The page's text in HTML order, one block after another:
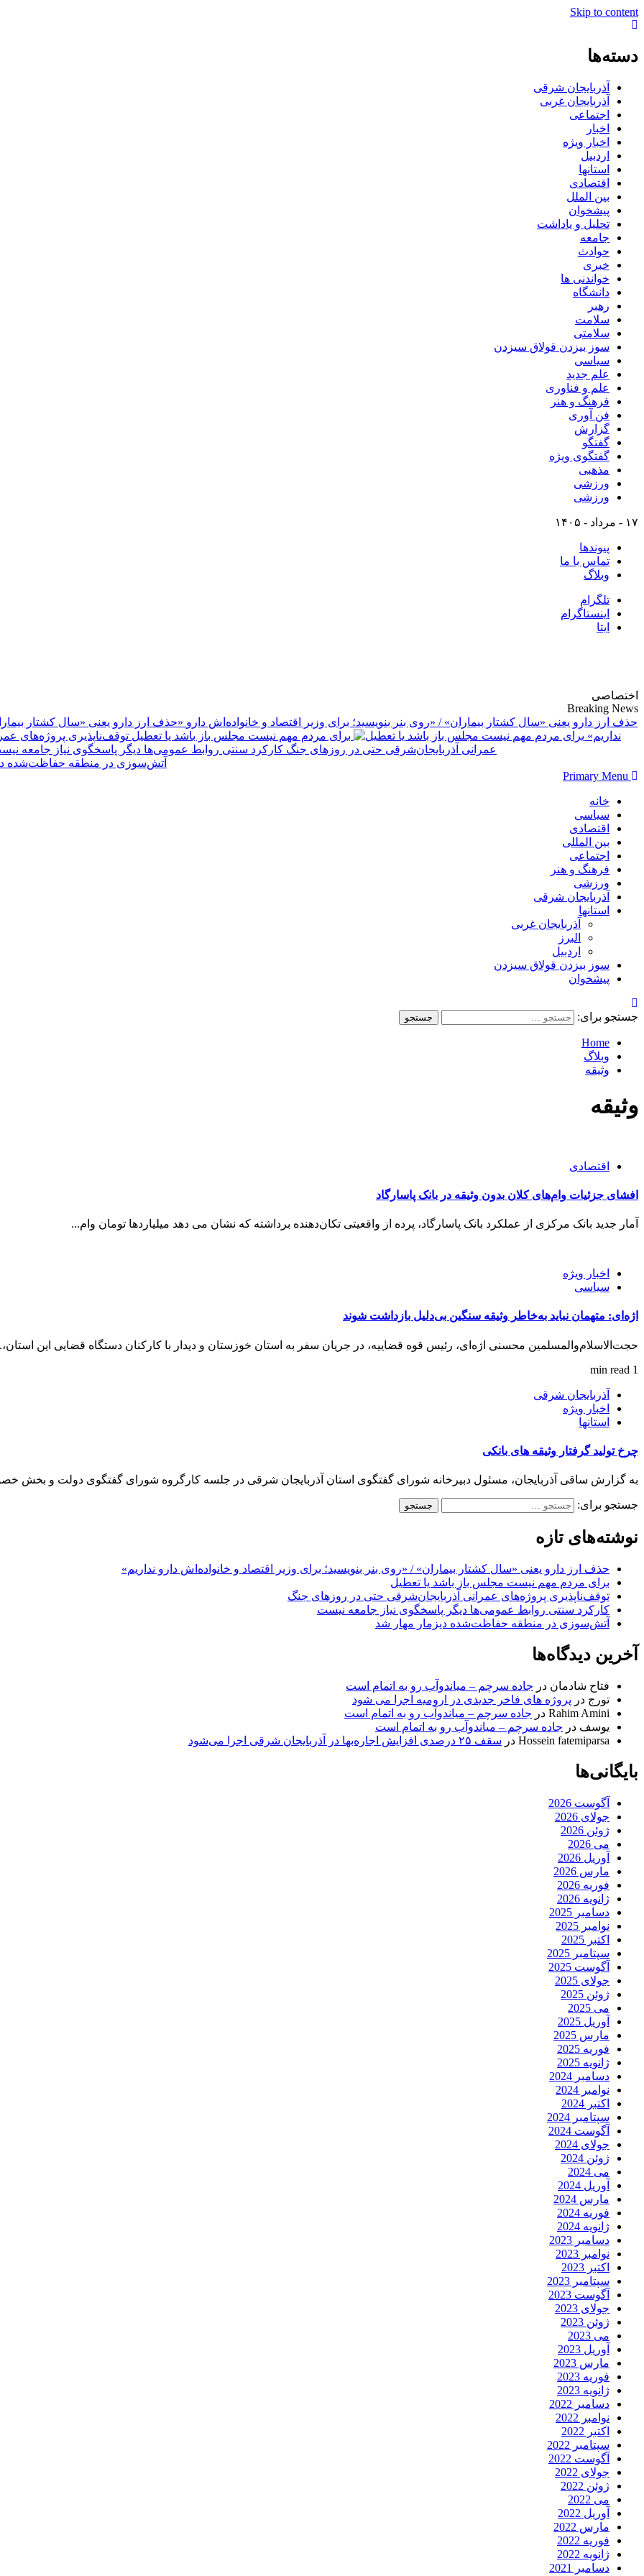
Skip to content
دسته‌ها
آذربایجان شرقی
آذربایجان غربی
اجتماعی
اخبار
اخبار ویژه
اردبیل
استانها
اقتصادی
بین الملل
پیشخوان
تحلیل و یاداشت
جامعه
حوادث
خبری
خواندنی ها
دانشگاه
رهبر
سلامت
سلامتی
سوز بیزدن قولاق سیزدن
سیاسی
علم جدید
علم و فناوری
فرهنگ و هنر
فن آوری
گزارش
گفتگو
گفتگوی ویژه
مذهبی
ورزشی
ورزشی
۱۷ - مرداد - ۱۴۰۵
پیوندها
تماس با ما
وبلاگ
تلگرام
اینستاگرام
ایتا
اختصاصی
Breaking News
حذف ارز دارو یعنی «سال کشتار بیماران» / «روی بنر بنویسید؛ برای وزیر اقتصاد و خانواده‌اش دارو
نداریم»
برای مردم مهم نیست مجلس باز باشد یا تعطیل
عمرانی آذربایجان‌شرقی حتی در روزهای جنگ
Primary Menu
خانه
سیاسی
اقتصادی
بین المللی
اجتماعی
فرهنگ و هنر
ورزشی
آذربایجان شرقی
استانها
آذربایجان غربی
البرز
اردبیل
سوز بیزدن قولاق سیزدن
پیشخوان
جستجو برای:
Home
وبلاگ
وثیقه
وثیقه
اقتصادی
افشای جزئیات وام‌های کلان بدون وثیقه در بانک پاسارگاد
آمار جدید بانک مرکزی از عملکرد بانک پاسارگاد، پرده از واقعیتی تکان‌دهنده برداشته که نشان می دهد میلیاردها تومان وام...
اخبار ویژه
سیاسی
اژه‌ای: متهمان نباید به‌خاطر وثیقه سنگین بی‌دلیل بازداشت شوند
حجت‌الاسلام‌والمسلمین محسنی اژه‌ای، رئیس قوه قضاییه، در جریان سفر به استان خوزستان و دیدار با کارکنان دستگاه قضایی این
1 min read
آذربایجان شرقی
اخبار ویژه
استانها
چرخ تولید گرفتار وثیقه های بانکی
به گزارش ساقی آذربایجان، مسئول دبیرخانه شورای گفتگوی استان آذربایجان شرقی در جلسه کارگروه شورای گفتگوی دولت و بخش
جستجو برای:
نوشته‌های تازه
حذف ارز دارو یعنی «سال کشتار بیماران» / «روی بنر بنویسید؛ برای وزیر اقتصاد و خانواده‌اش دارو نداریم»
برای مردم مهم نیست مجلس باز باشد یا تعطیل
توقف‌ناپذیری پروژه‌های عمرانی آذربایجان‌شرقی حتی در روزهای جنگ
کارکرد سنتی روابط عمومی‌ها دیگر پاسخگوی نیاز جامعه نیست
آتش‌سوزی در منطقه حفاظت‌شده دیزمار مهار شد
آخرین دیدگاه‌ها
فتاح شادمان در جاده سرچم – میاندوآب رو به اتمام است
تورج در پروژه های فاخر جدیدی در ارومیه اجرا می شود
Rahim Amini در جاده سرچم – میاندوآب رو به اتمام است
یوسف در جاده سرچم – میاندوآب رو به اتمام است
Hossein fatemiparsa در سقف ۲۵ درصدی افزایش اجاره‌بها در آذربایجان شرقی اجرا می‌شود
بایگانی‌ها
آگوست 2026
جولای 2026
ژوئن 2026
می 2026
آوریل 2026
مارس 2026
فوریه 2026
ژانویه 2026
دسامبر 2025
نوامبر 2025
اکتبر 2025
سپتامبر 2025
آگوست 2025
جولای 2025
ژوئن 2025
می 2025
آوریل 2025
مارس 2025
فوریه 2025
ژانویه 2025
دسامبر 2024
نوامبر 2024
اکتبر 2024
سپتامبر 2024
آگوست 2024
جولای 2024
ژوئن 2024
می 2024
آوریل 2024
مارس 2024
فوریه 2024
ژانویه 2024
دسامبر 2023
نوامبر 2023
اکتبر 2023
سپتامبر 2023
آگوست 2023
جولای 2023
ژوئن 2023
می 2023
آوریل 2023
مارس 2023
فوریه 2023
ژانویه 2023
دسامبر 2022
نوامبر 2022
اکتبر 2022
سپتامبر 2022
آگوست 2022
جولای 2022
ژوئن 2022
می 2022
آوریل 2022
مارس 2022
فوریه 2022
ژانویه 2022
دسامبر 2021